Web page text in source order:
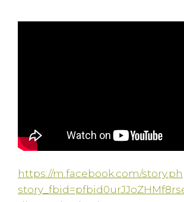
https://m.facebook.com/